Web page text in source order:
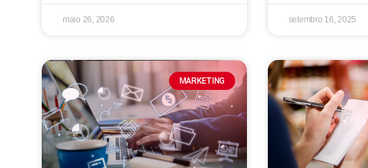
maio 26, 2026 setembro 16, 2025
MARKETING